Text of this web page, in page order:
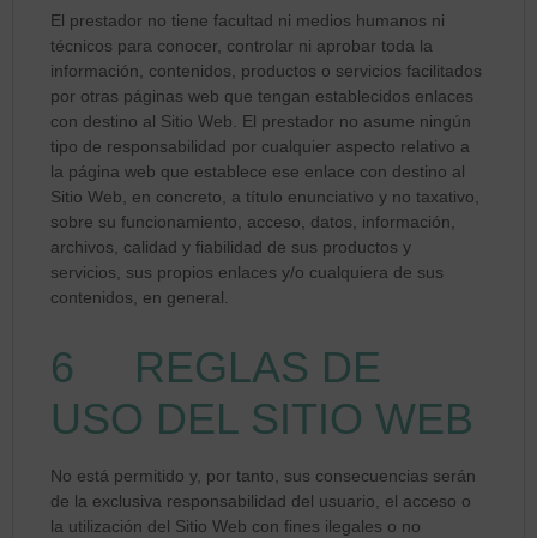
El prestador no tiene facultad ni medios humanos ni
técnicos para conocer, controlar ni aprobar toda la
información, contenidos, productos o servicios facilitados
por otras páginas web que tengan establecidos enlaces
con destino al Sitio Web. El prestador no asume ningún
tipo de responsabilidad por cualquier aspecto relativo a
la página web que establece ese enlace con destino al
Sitio Web, en concreto, a título enunciativo y no taxativo,
sobre su funcionamiento, acceso, datos, información,
archivos, calidad y fiabilidad de sus productos y
servicios, sus propios enlaces y/o cualquiera de sus
contenidos, en general.
6 REGLAS DE
USO DEL SITIO WEB
No está permitido y, por tanto, sus consecuencias serán
de la exclusiva responsabilidad del usuario, el acceso o
la utilización del Sitio Web con fines ilegales o no